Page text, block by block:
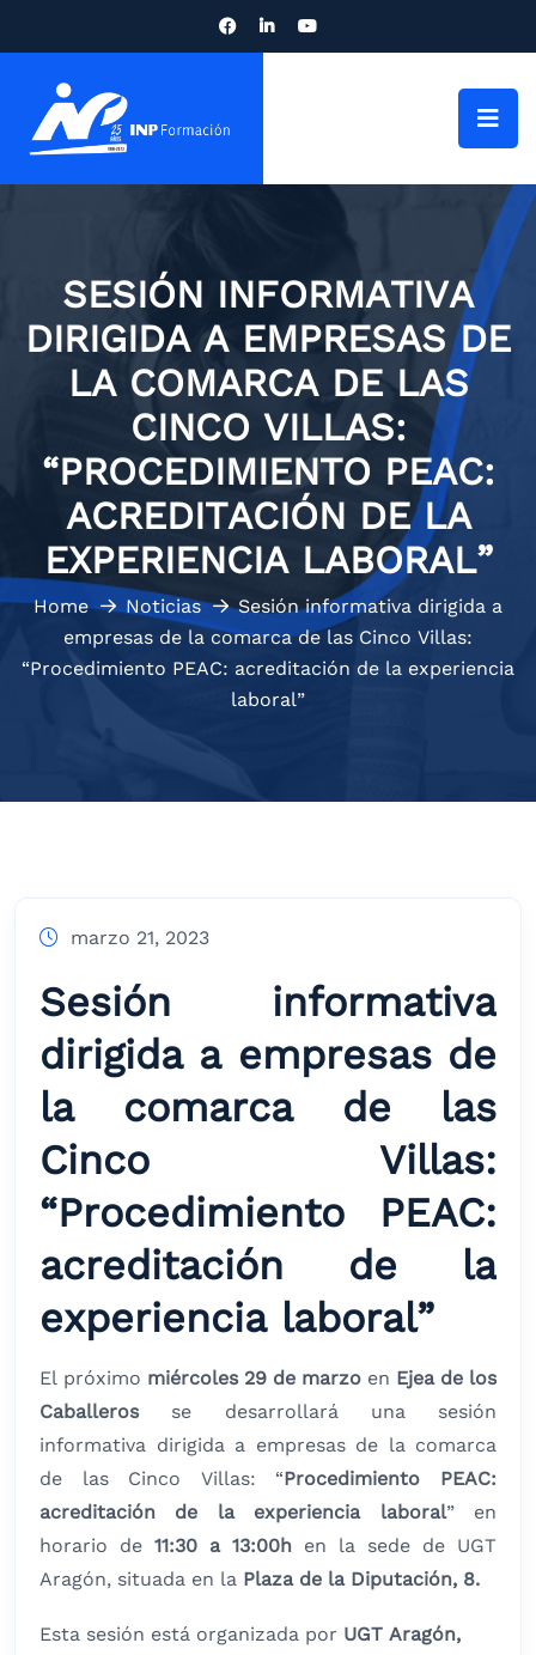
SESIÓN INFORMATIVA
DIRIGIDA A EMPRESAS DE
LA COMARCA DE LAS
CINCO VILLAS:
“PROCEDIMIENTO PEAC:
ACREDITACIÓN DE LA
EXPERIENCIA LABORAL”
Home Noticias
Sesión informativa dirigida a
empresas de la comarca de las Cinco Villas:
“Procedimiento PEAC: acreditación de la experiencia
laboral”
marzo 21, 2023
Sesión informativa
dirigida a empresas de
la comarca de las
Cinco Villas:
“Procedimiento PEAC:
acreditación de la
experiencia laboral”
El próximo miércoles 29 de marzo en Ejea de los
Caballerosse desarrollará una sesión
informativa dirigida a empresas de la comarca
de las Cinco Villas: “Procedimiento PEAC:
acreditación de la experiencia laboral” en
horario de 11:30 a 13:00h en la sede de UGT
Aragón, situada en la Plaza de la Diputación, 8.
Esta sesión está organizada por UGT Aragón,